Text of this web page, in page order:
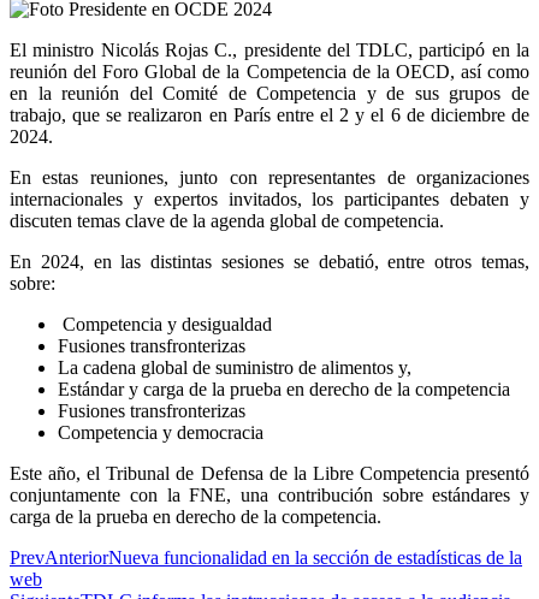
El ministro Nicolás Rojas C., presidente del TDLC, participó en la
reunión del Foro Global de la Competencia de la OECD, así como
en la reunión del Comité de Competencia y de sus grupos de
trabajo, que se realizaron en París entre el 2 y el 6 de diciembre de
2024.
En estas reuniones, junto con representantes de organizaciones
internacionales y expertos invitados, los participantes debaten y
discuten temas clave de la agenda global de competencia.
En 2024, en las distintas sesiones se debatió, entre otros temas,
sobre:
⁠ Competencia y desigualdad
⁠Fusiones transfronterizas
⁠La cadena global de suministro de alimentos y,
⁠Estándar y carga de la prueba en derecho de la competencia
Fusiones transfronterizas
Competencia y democracia
Este año, el Tribunal de Defensa de la Libre Competencia presentó
conjuntamente con la FNE, una contribución sobre estándares y
carga de la prueba en derecho de la competencia.
PrevAnteriorNueva funcionalidad en la sección de estadísticas de la
web